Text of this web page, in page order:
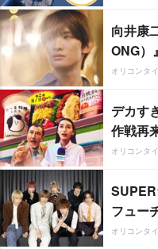
向井康
ONG）』
オリコンタ
デカす
作戦再
オリコンタ
フュー
オリコンタ